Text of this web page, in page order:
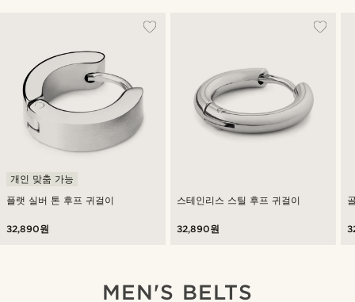
플랫 실버 톤 후프 귀걸이
개인 맞춤 가능
32,890원
스테인리스 스틸 후프 귀걸이
32,890원
MEN'S BELTS